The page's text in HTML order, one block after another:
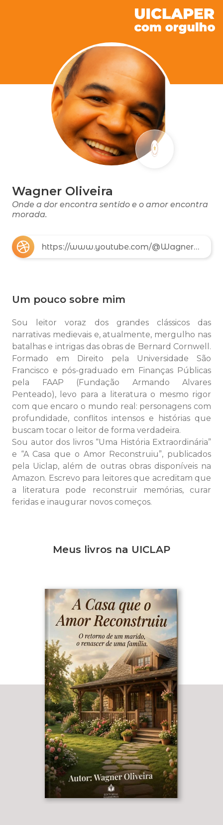
Wagner Oliveira
Onde a dor encontra sentido e o amor encontra
morada.
https://www.youtube.com/@WagnerConteudoIA
Um pouco sobre mim
Sou leitor voraz dos grandes clássicos das
narrativas medievais e, atualmente, mergulho nas
batalhas e intrigas das obras de Bernard Cornwell.
Formado em Direito pela Universidade São
Francisco e pós-graduado em Finanças Públicas
pela FAAP (Fundação Armando Alvares
Penteado), levo para a literatura o mesmo rigor
com que encaro o mundo real: personagens com
profundidade, conflitos intensos e histórias que
buscam tocar o leitor de forma verdadeira.
Sou autor dos livros “Uma História Extraordinária”
e “A Casa que o Amor Reconstruiu”, publicados
pela Uiclap, além de outras obras disponíveis na
Amazon. Escrevo para leitores que acreditam que
a literatura pode reconstruir memórias, curar
feridas e inaugurar novos começos.
Meus livros na UICLAP